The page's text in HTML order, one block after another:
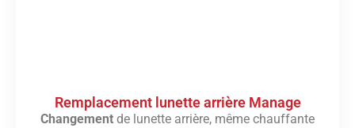
Remplacement lunette arrière Manage
Changement de lunette arrière, même chauffante